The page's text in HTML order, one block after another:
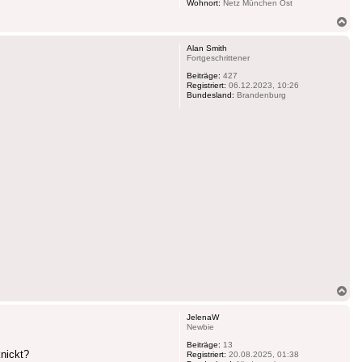
Wohnort: Netz München Ost
Alan Smith
Fortgeschrittener
Beiträge: 427
Registriert: 06.12.2023, 10:26
Bundesland: Brandenburg
JelenaW
Newbie
Beiträge: 13
Registriert: 20.08.2025, 01:38